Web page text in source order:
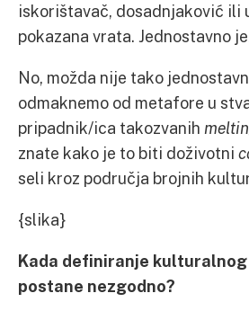
iskorištavač, dosadnjaković ili
pokazana vrata. Jednostavno
No, možda nije tako
odmaknemo od metafore u
pripadnik/ica takozvanih
znate kako je to biti doživotni
seli kroz područja brojnih
{slika}
Kada definiranje
postane nezgodno?